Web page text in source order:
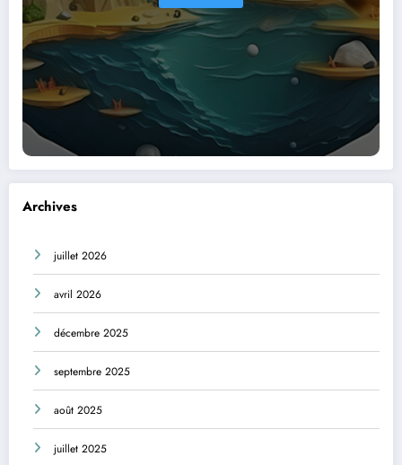
Archives
juillet 2026
avril 2026
décembre 2025
septembre 2025
août 2025
juillet 2025